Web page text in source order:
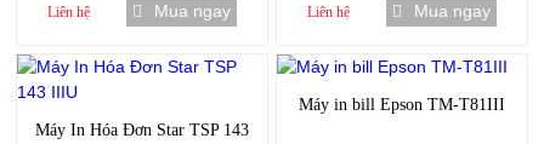
Liên hệ Mua ngay Liên hệ Mua ngay
Máy In Hóa Đơn Star TSP 143
Máy in bill Epson TM-T81III